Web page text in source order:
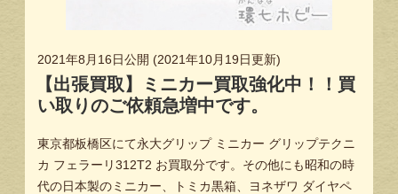
2021年8月16日公開 (2021年10月19日更新)
【出張買取】ミニカー買取強化中！！買
い取りのご依頼急増中です。
東京都板橋区にて永大グリップ ミニカー グリップテクニ
カ フェラーリ312T2 お買取分です。その他にも昭和の時
代の日本製のミニカー、トミカ黒箱、ヨネザワ ダイヤペ